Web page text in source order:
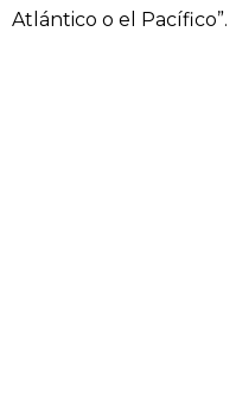
Atlántico o el Pacífico”.